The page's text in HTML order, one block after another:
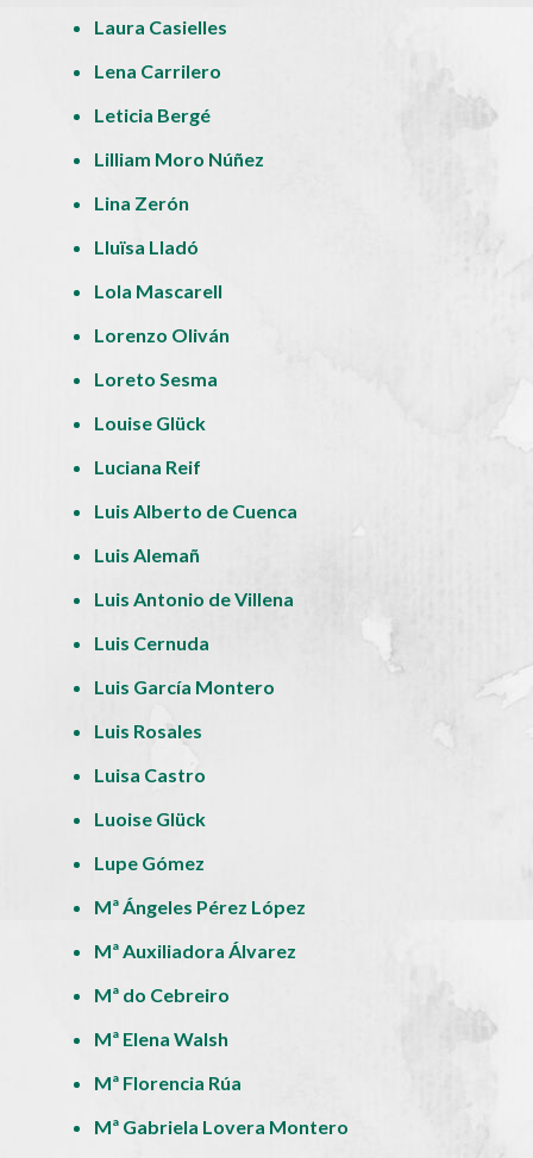
Laura Casielles
Lena Carrilero
Leticia Bergé
Lilliam Moro Núñez
Lina Zerón
Lluïsa Lladó
Lola Mascarell
Lorenzo Oliván
Loreto Sesma
Louise Glück
Luciana Reif
Luis Alberto de Cuenca
Luis Alemañ
Luis Antonio de Villena
Luis Cernuda
Luis García Montero
Luis Rosales
Luisa Castro
Luoise Glück
Lupe Gómez
Mª Ángeles Pérez López
Mª Auxiliadora Álvarez
Mª do Cebreiro
Mª Elena Walsh
Mª Florencia Rúa
Mª Gabriela Lovera Montero